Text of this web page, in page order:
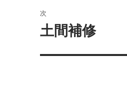
ゲ
稿:
次
次
投
土間補修